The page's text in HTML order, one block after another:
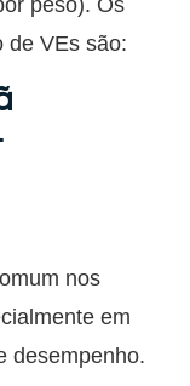
de VEs são:
nos
em
desempenho.